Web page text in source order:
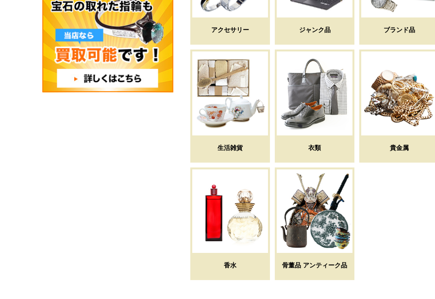
アクセサリー ジャンク品 ブランド品
生活雑貨 衣類 貴金属
香水 骨董品 アンティーク品